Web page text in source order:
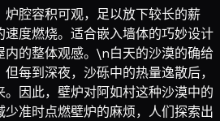
腔容积可观，足以放下较长的薪
度燃烧。适合嵌入墙体的巧妙设计
内的整体观感。\n白天的沙漠的确给
每到深夜，沙砾中的热量逸散后，
因此，壁炉对阿如村这种沙漠中的
准时点燃壁炉的麻烦，人们探索出